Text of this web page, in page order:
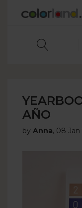
AÑO
by Anna, 08 Jan